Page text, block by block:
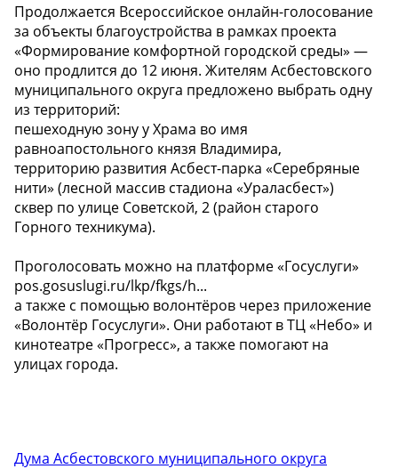
Продолжается Всероссийское онлайн-голосование
за объекты благоустройства в рамках проекта
«Формирование комфортной городской среды» —
оно продлится до 12 июня. Жителям Асбестовского
муниципального округа предложено выбрать одну
из территорий:
пешеходную зону у Храма во имя
равноапостольного князя Владимира,
территорию развития Асбест-парка «Серебряные
нити» (лесной массив стадиона «Ураласбест»)
сквер по улице Советской, 2 (район старого
Горного техникума).
Проголосовать можно на платформе «Госуслуги»
pos.gosuslugi.ru/lkp/fkgs/h...
а также с помощью волонтёров через приложение
«Волонтёр Госуслуги». Они работают в ТЦ «Небо» и
кинотеатре «Прогресс», а также помогают на
улицах города.
Дума Асбестовского муниципального округа